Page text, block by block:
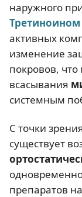
наружного
Третиноином
активных
изменение
покровов,
всасывания
системным
С точки
существует
препаратов